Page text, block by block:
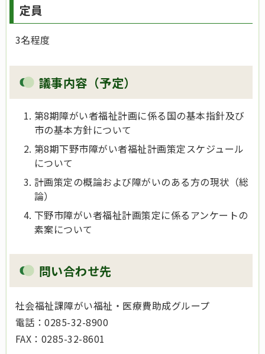
定員
3名程度
議事内容（予定）
第8期障がい者福祉計画に係る国の基本指針及び
市の基本方針について
第8期下野市障がい者福祉計画策定スケジュール
について
計画策定の概論および障がいのある方の現状（総
論）
下野市障がい者福祉計画策定に係るアンケートの
素案について
問い合わせ先
社会福祉課障がい福祉・医療費助成グループ
電話：0285-32-8900
FAX：0285-32-8601